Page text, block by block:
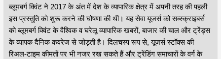
ब्लूमबर्ग क्विंट ने 2017 के अंत में देश के व्यापारिक क्षेत्र में अपनी तरह की पहली
इस प्रस्तुति को शुरू करने की घोषणा की थी। यह सेवा यूजर्स को सब्स्क्राइबर्स
को ब्लूमबर्ग क्विंट के वैश्विक व घरेलू व्यापारिक खबरों, बाजार की चाल और ट्रेंड्स
के व्यापक दैनिक कवरेज से जोड़ती है। दिलचस्प रूप से, यूजर्स स्टॉक्स की
रिअल-टाइम कीमतों पर भी नजर रख सकते हैं और ट्रेंडिंग समाचारों के वर्ग के